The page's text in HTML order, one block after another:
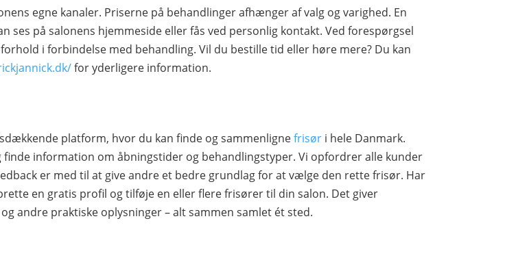
egne kanaler. Priserne på behandlinger afhænger af valg og varighed. En
på salonens hjemmeside eller fås ved personlig kontakt. Ved forespørgsel
i forbindelse med behandling. Vil du bestille tid eller høre mere? Du kan
for yderligere information.
platform, hvor du kan finde og sammenlignefrisør i hele Danmark.
information om åbningstider og behandlingstyper. Vi opfordrer alle kunder
er med til at give andre et bedre grundlag for at vælge den rette frisør. Har
en gratis profil og tilføje en eller flere frisører til din salon. Det giver
andre praktiske oplysninger – alt sammen samlet ét sted.